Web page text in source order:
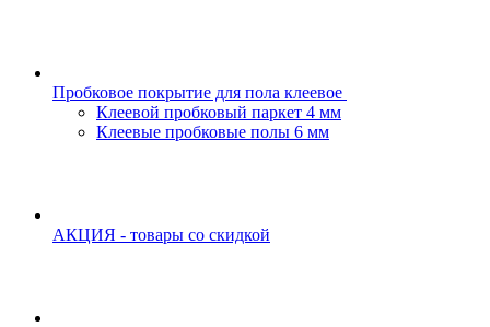
Пробковое покрытие для пола клеевое
Клеевой пробковый паркет 4 мм
Клеевые пробковые полы 6 мм
АКЦИЯ - товары со скидкой